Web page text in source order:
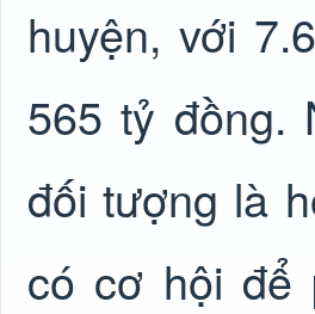
huyện, với
565 tỷ đồng.
đối tượng là
có cơ hội để